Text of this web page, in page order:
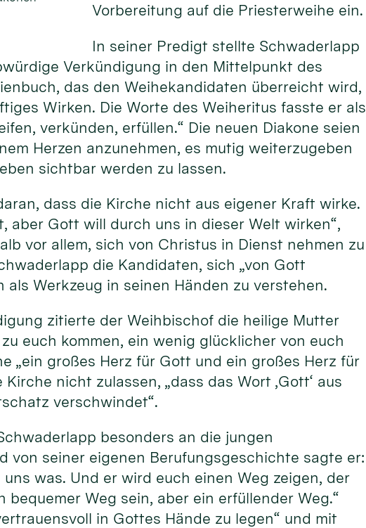
Vorbereitung auf die Priesterweihe ein.
In seiner Predigt stellte Schwaderlapp
Verkündigung in den Mittelpunkt des
das den Weihekandidaten überreicht wird,
Wirken. Die Worte des Weiheritus fasste er als
verkünden, erfüllen.“ Die neuen Diakone seien
Herzen anzunehmen, es mutig weiterzugeben
sichtbar werden zu lassen.
dass die Kirche nicht aus eigener Kraft wirke.
aber Gott will durch uns in dieser Welt wirken“,
vor allem, sich von Christus in Dienst nehmen zu
die Kandidaten, sich „von Gott
als Werkzeug in seinen Händen zu verstehen.
zitierte der Weihbischof die heilige Mutter
euch kommen, ein wenig glücklicher von euch
„ein großes Herz für Gott und ein großes Herz für
nicht zulassen, „dass das Wort ‚Gott‘ aus
verschwindet“.
besonders an die jungen
von seiner eigenen Berufungsgeschichte sagte er:
was. Und er wird euch einen Weg zeigen, der
Weg sein, aber ein erfüllender Weg.“
in Gottes Hände zu legen“ und mit